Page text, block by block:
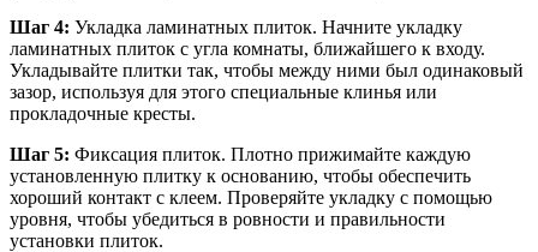
Шаг 4: Укладка ламинатных плиток. Начните укладку
ламинатных плиток с угла комнаты, ближайшего к входу.
Укладывайте плитки так, чтобы между ними был одинаковый
зазор, используя для этого специальные клинья или
прокладочные кресты.
Шаг 5: Фиксация плиток. Плотно прижимайте каждую
установленную плитку к основанию, чтобы обеспечить
хороший контакт с клеем. Проверяйте укладку с помощью
уровня, чтобы убедиться в ровности и правильности
установки плиток.